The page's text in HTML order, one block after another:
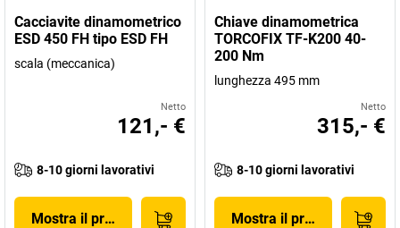
Cacciavite dinamometrico
ESD 450 FH tipo ESD FH
scala (meccanica)
Netto
121,- €
8-10 giorni lavorativi
Mostra il prodotto
Chiave dinamometrica
TORCOFIX TF-K200 40-
200 Nm
lunghezza 495 mm
Netto
315,- €
8-10 giorni lavorativi
Mostra il prodotto